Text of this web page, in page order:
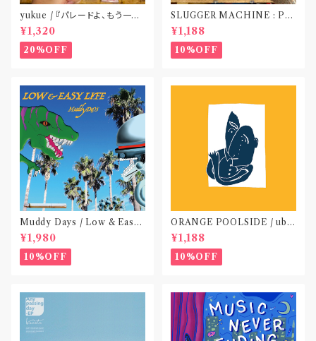
yukue / 『パレードよ、もう一度』
(TAPE)
¥1,320
20%OFF
SLUGGER MACHINE : PE
ACE OUT! / we die if we d
o not do “DIG”(SPLIT CD)
〝横浜&札幌〟
¥1,188
10%OFF
Muddy Days / Low & Easy
Life〝東京〟
¥1,980
10%OFF
ORANGE POOLSIDE / ubu
(CD作品)〝神奈川・厚木〟
¥1,188
10%OFF